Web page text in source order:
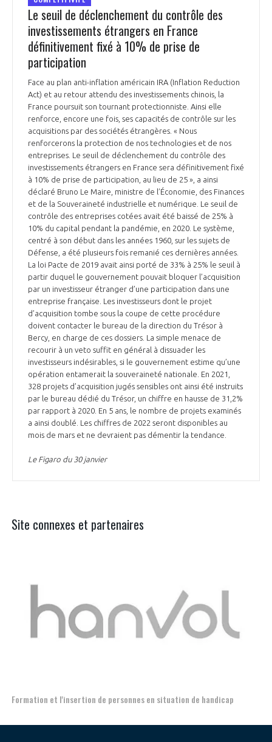
Le seuil de déclenchement du contrôle des
investissements étrangers en France
définitivement fixé à 10% de prise de
participation
Face au plan anti-inflation américain IRA (Inflation Reduction
Act) et au retour attendu des investissements chinois, la
France poursuit son tournant protectionniste. Ainsi elle
renforce, encore une fois, ses capacités de contrôle sur les
acquisitions par des sociétés étrangères. « Nous
renforcerons la protection de nos technologies et de nos
entreprises. Le seuil de déclenchement du contrôle des
investissements étrangers en France sera définitivement fixé
à 10% de prise de participation, au lieu de 25 », a ainsi
déclaré Bruno Le Maire, ministre de l’Économie, des Finances
et de la Souveraineté industrielle et numérique. Le seuil de
contrôle des entreprises cotées avait été baissé de 25% à
10% du capital pendant la pandémie, en 2020. Le système,
centré à son début dans les années 1960, sur les sujets de
Défense, a été plusieurs fois remanié ces dernières années.
La loi Pacte de 2019 avait ainsi porté de 33% à 25% le seuil à
partir duquel le gouvernement pouvait bloquer l’acquisition
par un investisseur étranger d’une participation dans une
entreprise française. Les investisseurs dont le projet
d’acquisition tombe sous la coupe de cette procédure
doivent contacter le bureau de la direction du Trésor à
Bercy, en charge de ces dossiers. La simple menace de
recourir à un veto suffit en général à dissuader les
investisseurs indésirables, si le gouvernement estime qu’une
opération entamerait la souveraineté nationale. En 2021,
328 projets d’acquisition jugés sensibles ont ainsi été instruits
par le bureau dédié du Trésor, un chiffre en hausse de 31,2%
par rapport à 2020. En 5 ans, le nombre de projets examinés
a ainsi doublé. Les chiffres de 2022 seront disponibles au
mois de mars et ne devraient pas démentir la tendance.
Le Figaro du 30 janvier
Site connexes et partenaires
de handicap